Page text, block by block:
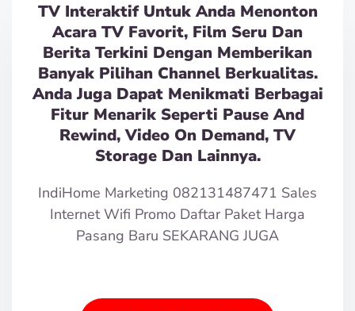
TV Interaktif Untuk Anda Menonton
Acara TV Favorit, Film Seru Dan
Berita Terkini Dengan Memberikan
Banyak Pilihan Channel Berkualitas.
Anda Juga Dapat Menikmati Berbagai
Fitur Menarik Seperti Pause And
Rewind, Video On Demand, TV
Storage Dan Lainnya.
IndiHome Marketing 082131487471 Sales
Internet Wifi Promo Daftar Paket Harga
Pasang Baru SEKARANG JUGA